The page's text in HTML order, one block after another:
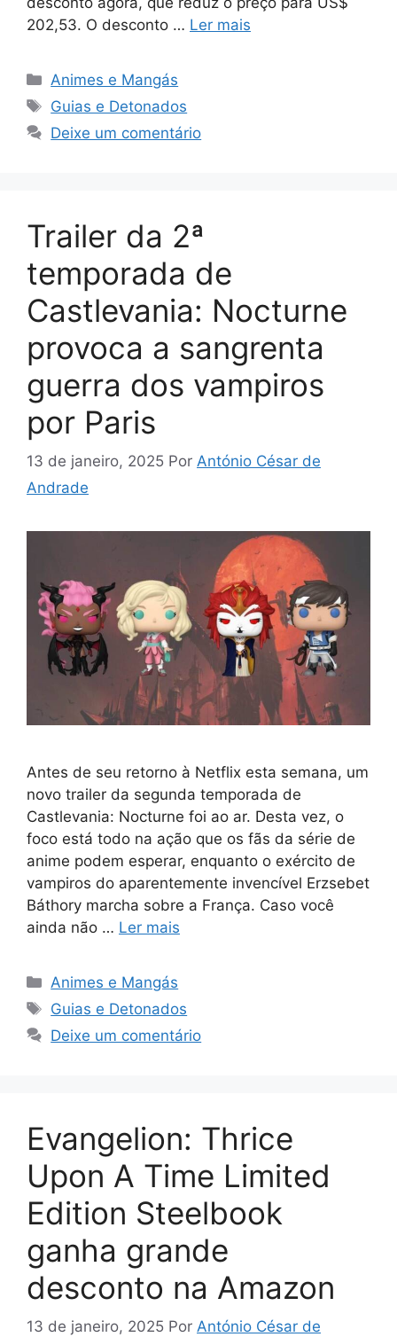
202,53. O desconto … Ler mais
Categorias
Animes e Mangás
Tags
Guias e Detonados
Deixe um comentário
Trailer da 2ª
temporada de
Castlevania: Nocturne
provoca a sangrenta
guerra dos vampiros
por Paris
13 de janeiro, 2025 Por António César de
Andrade
Antes de seu retorno à Netflix esta semana, um
novo trailer da segunda temporada de
Castlevania: Nocturne foi ao ar. Desta vez, o
foco está todo na ação que os fãs da série de
anime podem esperar, enquanto o exército de
vampiros do aparentemente invencível Erzsebet
Báthory marcha sobre a França. Caso você
ainda não … Ler mais
Categorias
Animes e Mangás
Tags
Guias e Detonados
Deixe um comentário
Evangelion: Thrice
Upon A Time Limited
Edition Steelbook
ganha grande
desconto na Amazon
13 de janeiro, 2025 Por António César de